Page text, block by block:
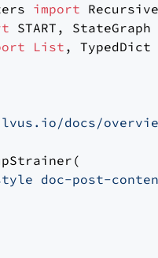
import
List , TypedDict
docs/
doc-post-